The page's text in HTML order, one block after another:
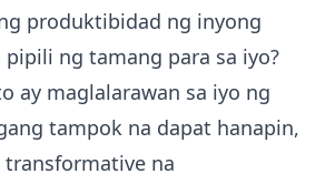
produktibidad ng inyong
ng tamang para sa iyo?
ay maglalarawan sa iyo ng
tampok na dapat hanapin,
na